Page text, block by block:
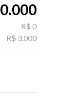
R$ 0
R$ 3.000